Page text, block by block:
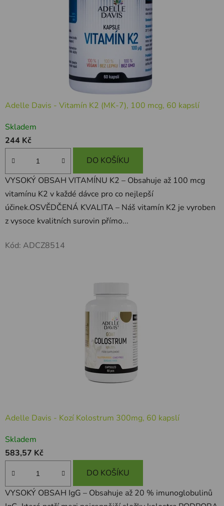
Adelle Davis - Vitamín K2 (MK-7), 100 mcg, 60 kapslí
Skladem
244 Kč
DO KOŠÍKU
VYSOKÝ OBSAH VITAMÍNU K2 – Obsahuje až 100 mcg
vitamínu K2 v každé dávce pro co nejlepší
účinek.OSVĚDČENÁ KVALITA – Náš vitamín K2 je vyroben
z vysoce kvalitních surovin přímo...
Kód: ADCZ8514
Adelle Davis - Kozí Kolostrum 300mg, 60 kapslí
Skladem
583,57 Kč
DO KOŠÍKU
VYSOKÝ OBSAH IgG – Obsahuje až 20 % imunoglobulinů